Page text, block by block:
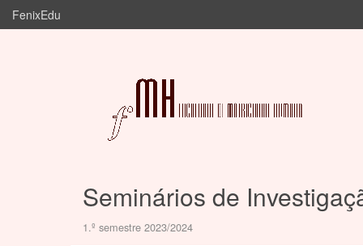
FenixEdu
Seminários de
1.º semestre 2023/2024